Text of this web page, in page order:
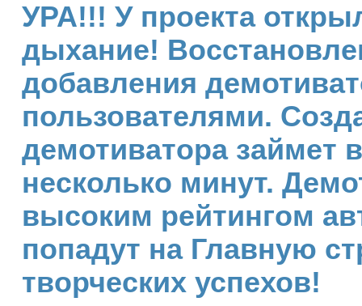
УРА!!! У проекта
дыхание!
добавления
пользователями.
демотиватора займет
несколько минут.
высоким рейтингом
попадут на Главную
творческих успехов!